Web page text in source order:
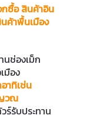
กซื้อ สินค้าอิน
ค้าพื้นเมือง
นช่องเม็ก
มือง
าทิเช่น
วณ
รับประทาน